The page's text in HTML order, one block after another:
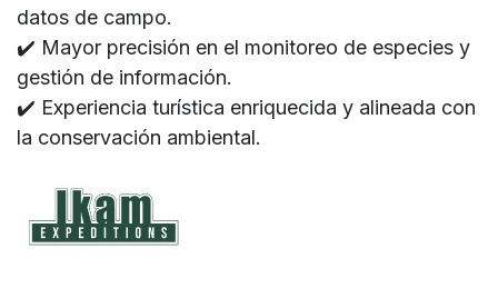
datos de campo.
✔️ Mayor precisión en el monitoreo de especies y
gestión de información.
✔️ Experiencia turística enriquecida y alineada con
la conservación ambiental.